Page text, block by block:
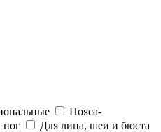
Пояса-
ног
Для лица, шеи и бюста